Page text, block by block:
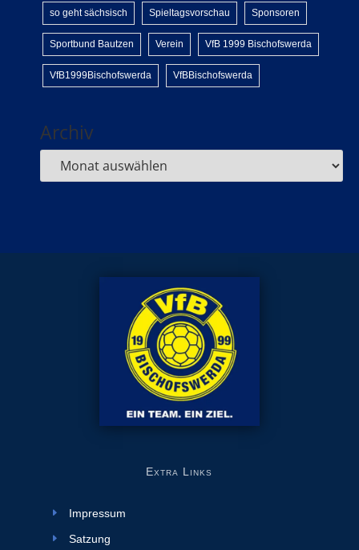
so geht sächsisch Spieltagsvorschau Sponsoren
Sportbund Bautzen Verein VfB 1999 Bischofswerda
VfB1999Bischofswerda VfBBischofswerda
Archiv
Extra Links
Impressum
Satzung